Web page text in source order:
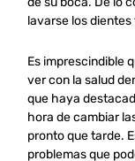
lavarse los
Es imprescindible
ver con la salud
que haya
hora de cambiar
pronto que tarde.
problemas que